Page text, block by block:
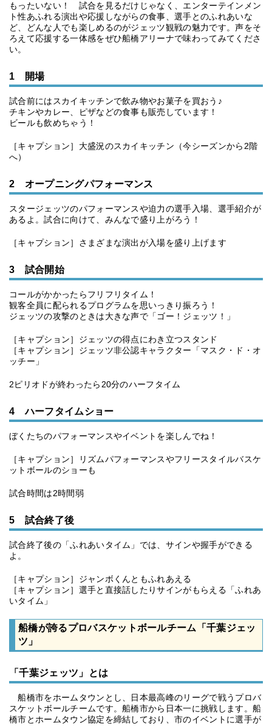
もったいない！ 試合を見るだけじゃなく、エンターテインメン
ト性あふれる演出や応援しながらの食事、選手とのふれあいな
ど、どんな人でも楽しめるのがジェッツ観戦の魅力です。声をそ
ろえて応援する一体感をぜひ船橋アリーナで味わってみてくださ
い。
1 開場
試合前にはスカイキッチンで飲み物やお菓子を買おう♪
チキンやカレー、ピザなどの食事も販売しています！
ビールも飲めちゃう！
［キャプション］大盛況のスカイキッチン（今シーズンから2階
へ）
2 オープニングパフォーマンス
スタージェッツのパフォーマンスや迫力の選手入場、選手紹介が
あるよ。試合に向けて、みんなで盛り上がろう！
［キャプション］さまざまな演出が入場を盛り上げます
3 試合開始
コールがかかったらフリフリタイム！
観客全員に配られるプログラムを思いっきり振ろう！
ジェッツの攻撃のときは大きな声で「ゴー！ジェッツ！」
［キャプション］ジェッツの得点にわき立つスタンド
［キャプション］ジェッツ非公認キャラクター「マスク・ド・オ
ッチー」
2ピリオドが終わったら20分のハーフタイム
4 ハーフタイムショー
ぼくたちのパフォーマンスやイベントを楽しんでね！
［キャプション］リズムパフォーマンスやフリースタイルバスケ
ットボールのショーも
試合時間は2時間弱
5 試合終了後
試合終了後の「ふれあいタイム」では、サインや握手ができる
よ。
［キャプション］ジャンボくんともふれあえる
［キャプション］選手と直接話したりサインがもらえる「ふれあ
いタイム」
船橋が誇るプロバスケットボールチーム「千葉ジェッ
ツ」
「千葉ジェッツ」とは
船橋市をホームタウンとし、日本最高峰のリーグで戦うプロバ
スケットボールチームです。船橋市から日本一に挑戦します。船
橋市とホームタウン協定を締結しており、市のイベントに選手が